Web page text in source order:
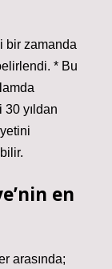
bir zamanda
* Bu
30 yıldan
en
arasında;